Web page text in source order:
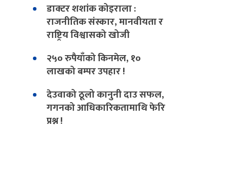
डाक्टर शशांक कोइराला :
राजनीतिक संस्कार, मानवीयता र
राष्ट्रिय विश्वासको खोजी
२५० रुपैयाँको किनमेल, १०
लाखको बम्पर उपहार !
देउवाको ठूलो कानुनी दाउ सफल,
गगनको आधिकारिकतामाथि फेरि
प्रश्न !